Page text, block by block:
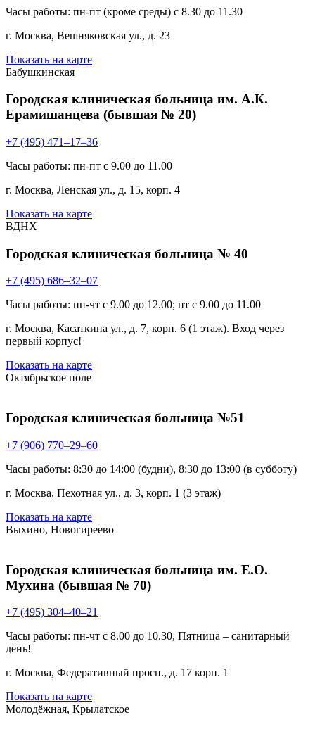
Часы работы: пн-пт (кроме среды) с 8.30 до 11.30
г. Москва, Вешняковская ул., д. 23
Показать на карте
Бабушкинская
Городская клиническая больница им. А.К.
Ерамишанцева (бывшая № 20)
+7 (495) 471–17–36
Часы работы: пн-пт с 9.00 до 11.00
г. Москва, Ленская ул., д. 15, корп. 4
Показать на карте
ВДНХ
Городская клиническая больница № 40
+7 (495) 686–32–07
Часы работы: пн-чт с 9.00 до 12.00; пт с 9.00 до 11.00
г. Москва, Касаткина ул., д. 7, корп. 6 (1 этаж). Вход через
первый корпус!
Показать на карте
Октябрьское поле
Городская клиническая больница №51
+7 (906) 770–29–60
Часы работы: 8:30 до 14:00 (будни), 8:30 до 13:00 (в субботу)
г. Москва, Пехотная ул., д. 3, корп. 1 (3 этаж)
Показать на карте
Выхино, Новогиреево
Городская клиническая больница им. Е.О.
Мухина (бывшая № 70)
+7 (495) 304–40–21
Часы работы: пн-чт с 8.00 до 10.30, Пятница – санитарный
день!
г. Москва, Федеративный просп., д. 17 корп. 1
Показать на карте
Молодёжная, Крылатское